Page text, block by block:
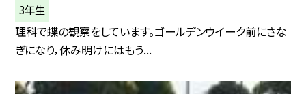
3年生
理科で蝶の観察をしています。ゴールデンウイーク前にさな
ぎになり，休み明けにはもう...